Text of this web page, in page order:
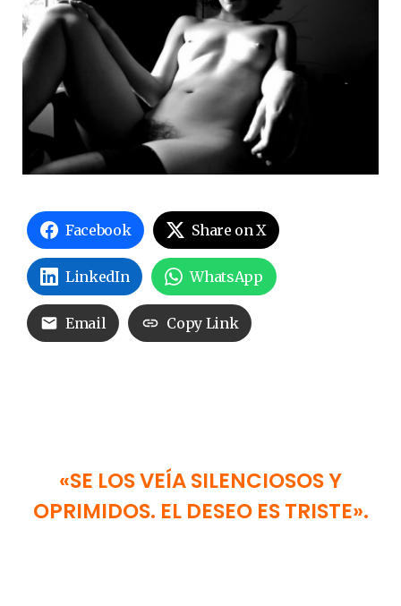
Facebook Share on X
LinkedIn WhatsApp
Email Copy Link
«SE LOS VEÍA SILENCIOSOS Y
OPRIMIDOS. EL DESEO ES TRISTE».